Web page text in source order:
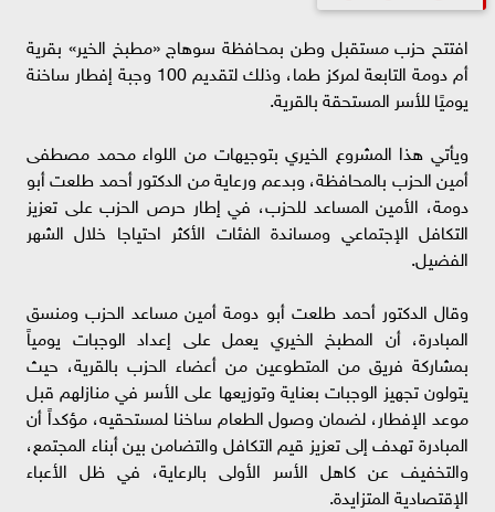
افتتح حزب مستقبل وطن بمحافظة سوهاج «مطبخ الخير» بقرية
أم دومة التابعة لمركز طما، وذلك لتقديم 100 وجبة إفطار ساخنة
يوميًا للأسر المستحقة بالقرية.
ويأتي هذا المشروع الخيري بتوجيهات من اللواء محمد مصطفى
أمين الحزب بالمحافظة، وبدعم ورعاية من الدكتور أحمد طلعت أبو
دومة، الأمين المساعد للحزب، في إطار حرص الحزب على تعزيز
التكافل الإجتماعي ومساندة الفئات الأكثر احتياجا خلال الشهر
الفضيل.
وقال الدكتور أحمد طلعت أبو دومة أمين مساعد الحزب ومنسق
المبادرة، أن المطبخ الخيري يعمل على إعداد الوجبات يومياً
بمشاركة فريق من المتطوعين من أعضاء الحزب بالقرية، حيث
يتولون تجهيز الوجبات بعناية وتوزيعها على الأسر في منازلهم قبل
موعد الإفطار، لضمان وصول الطعام ساخنا لمستحقيه، مؤكداً أن
المبادرة تهدف إلى تعزيز قيم التكافل والتضامن بين أبناء المجتمع،
والتخفيف عن كاهل الأسر الأولى بالرعاية، في ظل الأعباء
الإقتصادية المتزايدة.